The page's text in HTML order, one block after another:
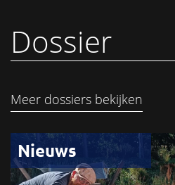
Dossier
Meer dossiers bekijken
Nieuws